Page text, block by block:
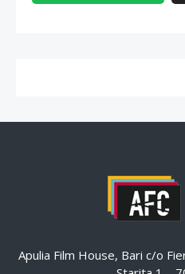
Apulia Film House, Bari c/o